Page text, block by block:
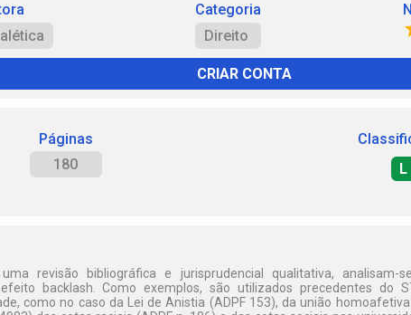
Categoria
Direito
CRIAR CONTA
Páginas
180
L
revisão bibliográfica e jurisprudencial qualitativa, analisam-
backlash. Como exemplos, são utilizados precedentes do
como no caso da Lei de Anistia (ADPF 153), da união